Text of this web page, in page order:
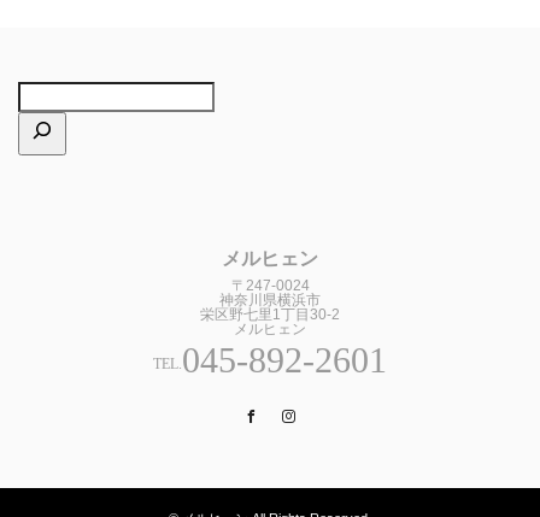
メルヒェン
〒247-0024
神奈川県横浜市
栄区野七里1丁目30-2
メルヒェン
TEL.045-892-2601
Facebook